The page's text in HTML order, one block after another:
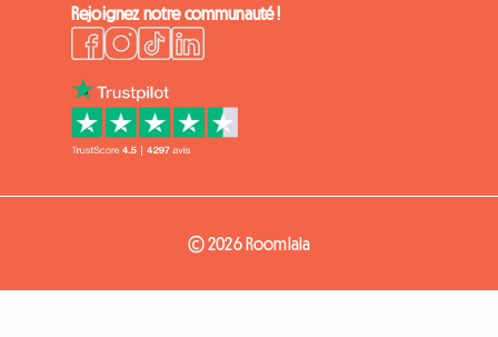
Rejoignez notre communauté !
© 2026 Roomlala